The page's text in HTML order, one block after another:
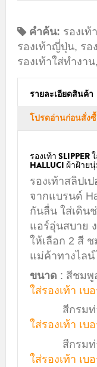
คำค้น: รองเท้
รองเท้าญี่ปุ่น, รอ
รองเท้าใส่ทำงาน,
รายละเอียดสินค้า
โปรดอ่านก่อนสั่ง
รองเท้า
HALLUCI ผ้าฝ้าย
รองเท้าสลิปเ
จากแบรนด์
กันลื่น ใส่เดิน
แอร์อุ่นสบาย
ให้เลือก 2 สี
แม่ค้าทางไลน์
ขนาด : สีชมพู
ใส่รองเท้า เบ
สีกรมท่
ใส่รองเท้า เบ
สีกรมท่
ใส่รองเท้า เบ